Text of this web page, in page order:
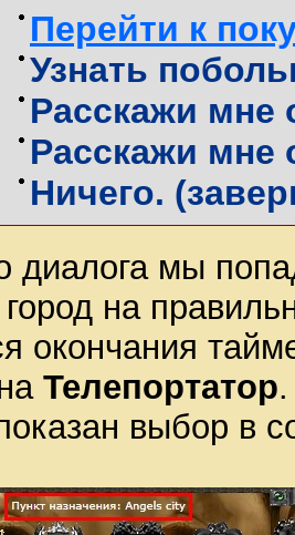
Перейти к
Узнать
Расскажи мне
Расскажи мне
Ничего.
диалога мы
на
окончания
Телепортатор.
выбор в